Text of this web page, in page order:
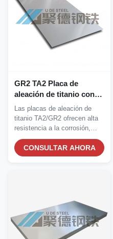
GR2 TA2 Placa de
aleación de titanio con
alta resistencia a la
corrosión, propiedades
mecánicas equilibradas y
excelente
maquinabilidad
Las placas de aleación de
titanio TA2/GR2 ofrecen alta
resistencia a la corrosión,
propiedades...
CONSULTAR AHORA